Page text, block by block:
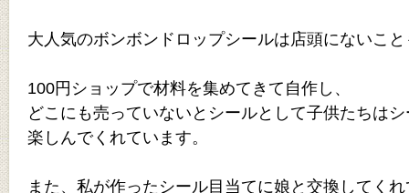
大人気のボンボンドロップシールは店頭にないこ
100円ショップで材料を集めてきて自作し、
どこにも売っていないとシールとして子供たちは
楽しんでくれています。
また、私が作ったシール目当てに娘と交換してく